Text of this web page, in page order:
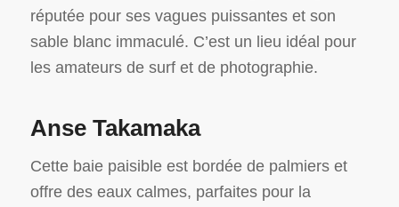
réputée pour ses vagues puissantes et son
sable blanc immaculé. C’est un lieu idéal pour
les amateurs de surf et de photographie.
Anse Takamaka
Cette baie paisible est bordée de palmiers et
offre des eaux calmes, parfaites pour la